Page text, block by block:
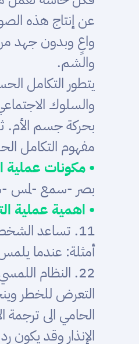
عن إنتاج هذه
واعٍ وبدون جهد
والشم.
والسلوك
بحركة جسم الأم.
مفهوم التكامل
• مكونات عملية
بصر -سمع -لمس -
• اهمية عملية
11. تساعد الشخص على التكيف بشكل طبيعي مع البيئة المحيطة به وذلك عن طريق فهم المثيرات البيئية وإصدار الاستجابة المناسبة لها.
أمثلة: عندما
22. النظام
التعرض للخطر
الحامي الى
الإنذار وقد يكون